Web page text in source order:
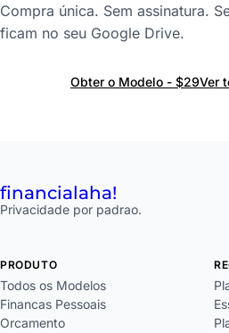
Compra única. Sem assinatura.
ficam no seu Google Drive.
Obter o Modelo - $29Ver
financialaha!
Privacidade por padrao.
PRODUTO
Todos os Modelos
Financas Pessoais
Orcamento